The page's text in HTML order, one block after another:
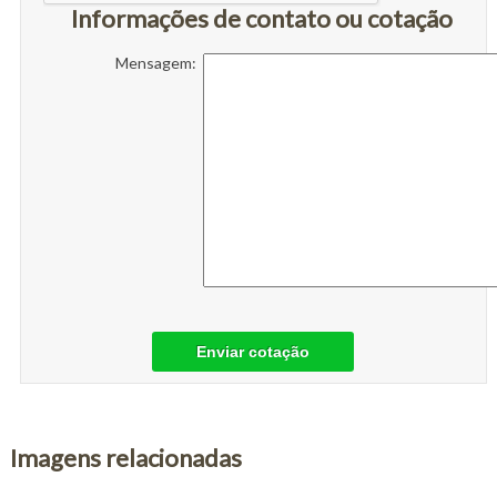
Informações de contato ou cotação
Mensagem:
Enviar cotação
Imagens relacionadas